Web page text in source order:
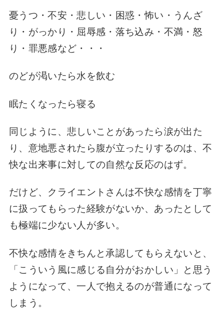
憂うつ・不安・悲しい・困惑・怖い・うんざ
り・がっかり・屈辱感・落ち込み・不満・怒
り・罪悪感など・・・
のどが渇いたら水を飲む
眠たくなったら寝る
同じように、悲しいことがあったら涙が出た
り、意地悪されたら腹が立ったりするのは、不
快な出来事に対しての自然な反応のはず。
だけど、クライエントさんは不快な感情を丁寧
に扱ってもらった経験がないか、あったとして
も極端に少ない人が多い。
不快な感情をきちんと承認してもらえないと、
「こういう風に感じる自分がおかしい」と思う
ようになって、一人で抱えるのが普通になって
しまう。